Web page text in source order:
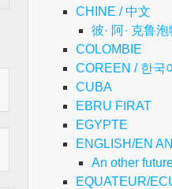
CHINE / 中文
彼· 阿· 克鲁
COLOMBIE
COREEN / 한국
CUBA
EBRU FIRAT
EGYPTE
ENGLISH/EN
An other
EQUATEUR/